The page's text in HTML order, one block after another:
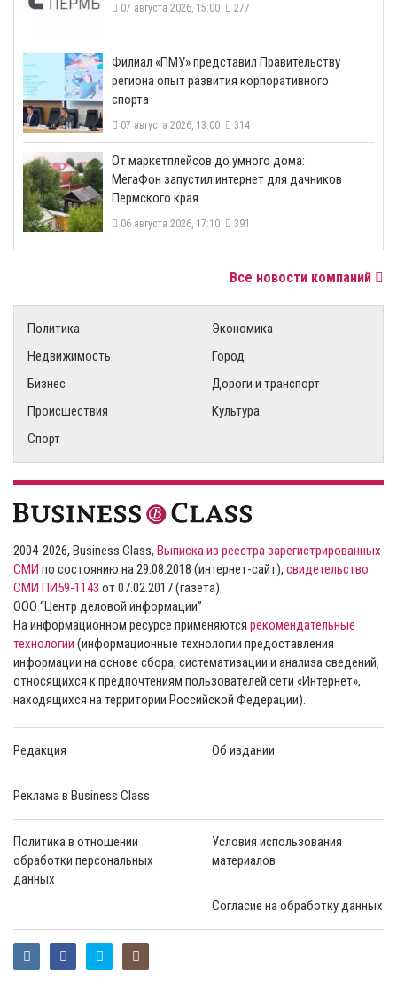
07 августа 2026, 15:00 277
​Филиал «ПМУ» представил Правительству
региона опыт развития корпоративного
спорта
07 августа 2026, 13:00 314
От маркетплейсов до умного дома:
МегаФон запустил интернет для дачников
Пермского края
06 августа 2026, 17:10 391
Все новости компаний
Политика
Экономика
Недвижимость
Город
Бизнес
Дороги и транспорт
Происшествия
Культура
Спорт
2004-2026, Business Class, Выписка из реестра зарегистрированных
СМИ по состоянию на 29.08.2018 (интернет-сайт), свидетельство
СМИ ПИ59-1143 от 07.02.2017 (газета)
ООО “Центр деловой информации”
На информационном ресурсе применяются рекомендательные
технологии (информационные технологии предоставления
информации на основе сбора, систематизации и анализа сведений,
относящихся к предпочтениям пользователей сети «Интернет»,
находящихся на территории Российской Федерации).
Редакция Об издании
Реклама в Business Class
Политика в отношении
обработки персональных
данных
Условия использования
материалов
Согласие на обработку данных